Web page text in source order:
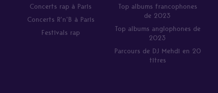
Concerts rap à Paris
Concerts R’n’B à Paris
Festivals rap
Top albums francophones
de 2023
Top albums anglophones de
2023
Parcours de DJ Mehdi en 20
titres